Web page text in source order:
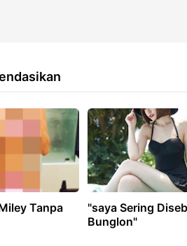
Tanpa
"saya Sering
Bunglon"